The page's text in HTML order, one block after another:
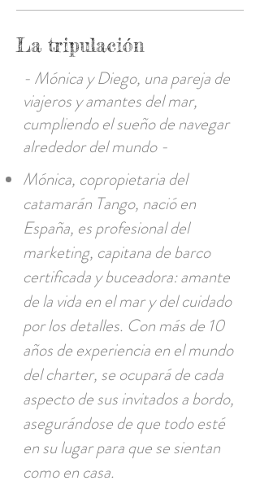
La tripulación
- Mónica y Diego, una pareja de
viajeros y amantes del mar,
cumpliendo el sueño de navegar
alrededor del mundo -
Mónica, copropietaria del
catamarán Tango, nació en
España, es profesional del
marketing, capitana de barco
certificada y buceadora: amante
de la vida en el mar y del cuidado
por los detalles. Con más de 10
años de experiencia en el mundo
del charter, se ocupará de cada
aspecto de sus invitados a bordo,
asegurándose de que todo esté
en su lugar para que se sientan
como en casa.